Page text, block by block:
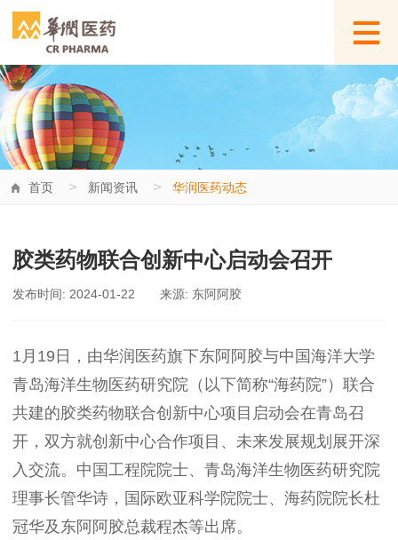
首页 > 新闻资讯 > 华润医药动态
胶类药物联合创新中心启动会召开
发布时间: 2024-01-22 来源: 东阿阿胶
1 月 19 日， 由华润医药旗下东阿 阿胶与中国海洋大学
青岛海洋生物医药研究院（以下简称“海药院”）联合
共建的胶类药物联合创新中心项目启动会在青岛召
开 ，双方就创新中心合作项目、未来发展规划展开深
入交流。 中国工程院院士、青岛海洋生物医药研究院
理事长管华诗，国际欧亚科学院院士、海药院院长杜
冠华及 东阿阿胶总裁程杰等出席。